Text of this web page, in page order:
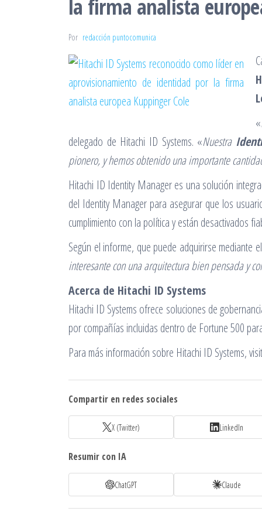
la firma analista
Por redacción puntocomunica
«
delegado de Hitachi ID Systems. «Nuestra
pionero, y hemos obtenido una importante
Hitachi ID Identity Manager es una solución
del Identity Manager para asegurar que los
cumplimiento con la política y están desactivados
Según el informe, que puede adquirirse mediante
interesante con una arquitectura bien pensada y
Acerca de Hitachi ID Systems
Hitachi ID Systems ofrece soluciones de
por compañías incluidas dentro de Fortune 500
Para más información sobre Hitachi ID Systems,
Compartir en redes sociales
X (Twitter) LinkedIn
Resumir con IA
ChatGPT Claude